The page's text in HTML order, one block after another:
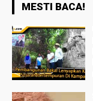
MESTI BACA!